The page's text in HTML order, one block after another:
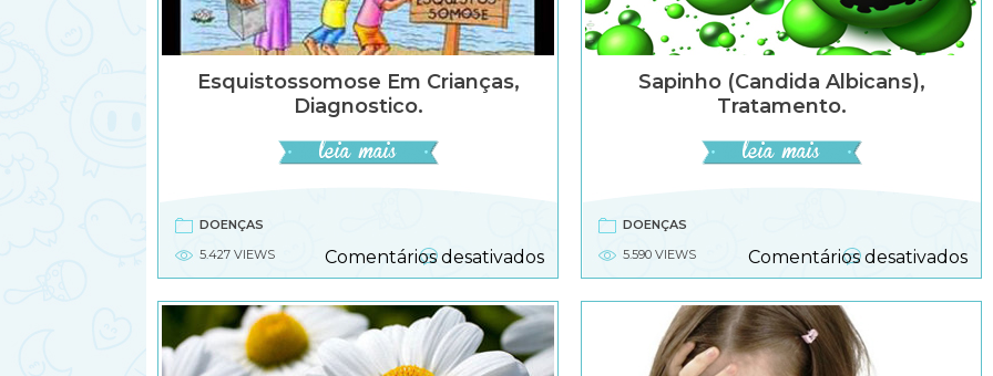
Esquistossomose Em Crianças,
Diagnostico.
DOENÇAS
5.427 VIEWS
Comentários desativadosem
Esquistossomose
em
crianças,
diagnostico.
Sapinho (Candida Albicans),
Tratamento.
DOENÇAS
5.590 VIEWS
Comentários desativadosem